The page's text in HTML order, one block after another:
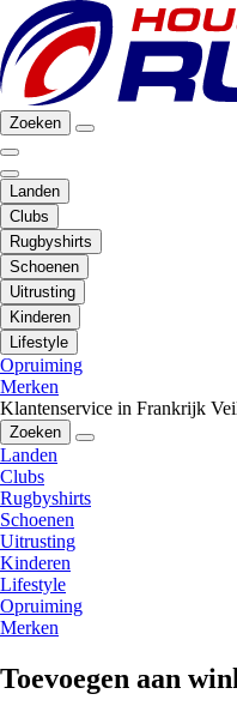
Zoeken
Landen
Clubs
Rugbyshirts
Schoenen
Uitrusting
Kinderen
Lifestyle
Opruiming
Merken
Klantenservice in Frankrijk
Zoeken
Landen
Clubs
Rugbyshirts
Schoenen
Uitrusting
Kinderen
Lifestyle
Opruiming
Merken
Toevoegen aan